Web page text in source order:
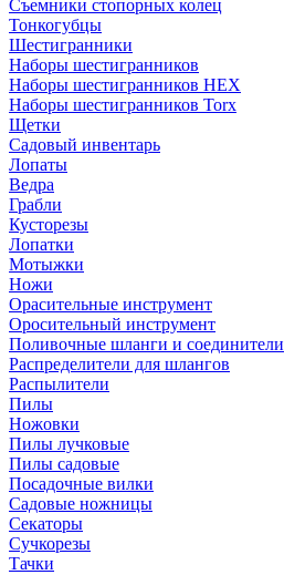
Съемники стопорных колец
Тонкогубцы
Шестигранники
Наборы шестигранников
Наборы шестигранников HEX
Наборы шестигранников Torx
Щетки
Садовый инвентарь
Лопаты
Ведра
Грабли
Кусторезы
Лопатки
Мотыжки
Ножи
Орасительные инструмент
Оросительный инструмент
Поливочные шланги и соединители
Распределители для шлангов
Распылители
Пилы
Ножовки
Пилы лучковые
Пилы садовые
Посадочные вилки
Садовые ножницы
Секаторы
Сучкорезы
Тачки